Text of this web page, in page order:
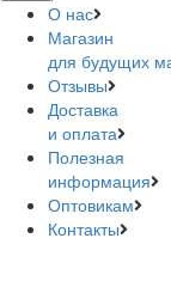
О нас
Магазин
для будущих
Отзывы
Доставка
и оплата
Полезная
информация
Оптовикам
Контакты